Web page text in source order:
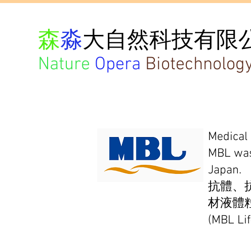
森淼大自然科技有限
Nature Opera
Medical
MBL
Japan.
抗體、
材液體
(MBL